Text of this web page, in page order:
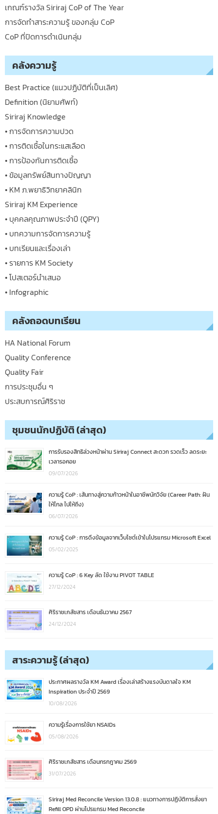
เกณฑ์รางวัล Siriraj CoP of The Year
การจัดทำสาระความรู้ ของกลุ่ม CoP
CoP ที่ปิดการดำเนินกลุ่ม
คลังความรู้
Best Practice (แนวปฏิบัติที่เป็นเลิศ)
Definition (นิยามศัพท์)
Siriraj Knowledge
• การจัดการความปวด
• การติดเชื้อในกระแสเลือด
• การป้องกันการติดเชื้อ
• ข้อมูลทรัพย์สินทางปัญญา
• KM ภ.พยาธิวิทยาคลินิก
Siriraj KM Experience
• บุคคลคุณภาพประจำปี (QPY)
• บทความการจัดการความรู้
• บทเรียนและเรื่องเล่า
• รายการ KM Society
• โปสเตอร์นำเสนอ
• Infographic
คลังถอดบทเรียน
HA National Forum
Quality Conference
Quality Fair
การประชุมอื่น ๆ
ประสบการณ์ศิริราช
ชุมชนนักปฏิบัติ (ล่าสุด)
การรับรองสิทธิล่วงหน้าผ่าน Siriraj Connect สะดวก รวดเร็ว ลดระยะ
เวลารอคอย
09/07/2026
ความรู้ CoP : เส้นทางสู่ความก้าวหน้าในอาชีพนักวิจัย (Career Path: ฝัน
ให้ไกล ไปให้ถึง)
06/07/2026
ความรู้ CoP : การดึงข้อมูลจากเว็บไซต์เข้าในโปรแกรม Microsoft Excel
05/02/2025
ความรู้ CoP : 6 Key ลัด ใช้งาน PIVOT TABLE
27/12/2024
ศิริราชเภสัชสาร เดือนธันวาคม 2567
24/12/2024
สาระความรู้ (ล่าสุด)
ประกาศผลรางวัล KM Award เรื่องเล่าสร้างแรงบันดาลใจ KM
Inspiration ประจำปี 2569
10/08/2026
ความรู้เรื่องการใช้ยา NSAIDs
05/08/2026
ศิริราชเภสัชสาร เดือนกรกฎาคม 2569
31/07/2026
Siriraj Med Reconcile Version 13.0.8 : แนวทางการปฏิบัติการสั่งยา
Refill OPD ผ่านโปรแกรม Med Reconcile